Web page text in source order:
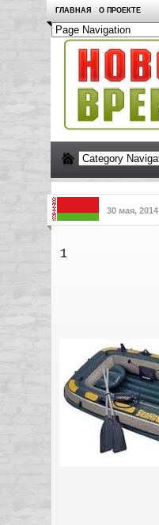
ГЛАВНАЯ О ПРОЕКТЕ
30 мая, 2014
1